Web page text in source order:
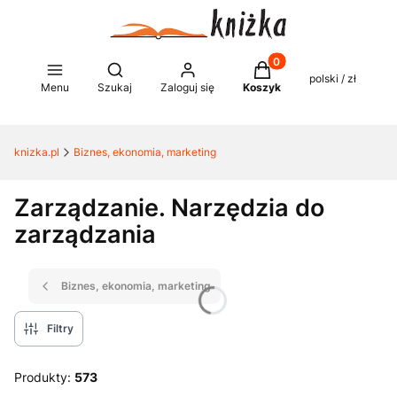
Menu
Otwórz wyszukiwarkę
Szukaj Zaloguj się
Produkty w koszyku:
Koszyk
polski / zł
knizka.pl Biznes, ekonomia, marketing
Zarządzanie. Narzędzia do
zarządzania
Biznes, ekonomia, marketing
Filtry
Produkty: 573